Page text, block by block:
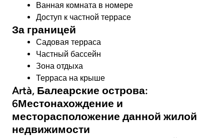
Ванная комната в номере
Доступ к частной террасе
За границей
Садовая терраса
Частный бассейн
Зона отдыха
Терраса на крыше
Artà, Балеарские острова:
6Местонахождение и
месторасположение данной жилой
недвижимости